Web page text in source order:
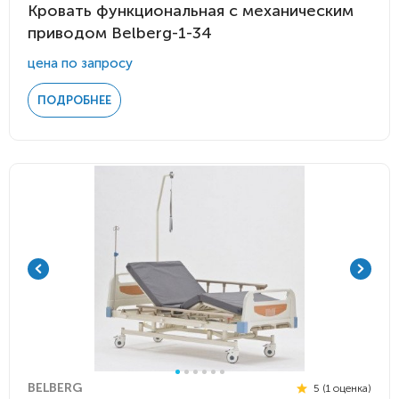
Кровать функциональная c механическим
приводом Belberg-1-34
цена по запросу
ПОДРОБНЕЕ
BELBERG 5 (1 оценка)